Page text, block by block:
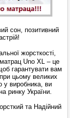
сон, позитивний
жорсткості,
матрац Uno XL – це
гарантувати вам
цьому великих
у виробника, ви
ринку України.
та Надійний